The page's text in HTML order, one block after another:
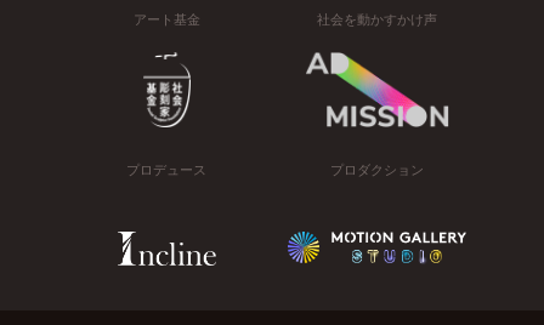
アート基金 社会を動かすかけ声
プロデュース プロダクション